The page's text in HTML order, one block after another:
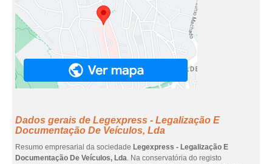
Dados gerais de Legexpress - Legalização E
Documentação De Veículos, Lda
Resumo empresarial da sociedade Legexpress - Legalização E
Documentação De Veículos, Lda. Na conservatória do registo